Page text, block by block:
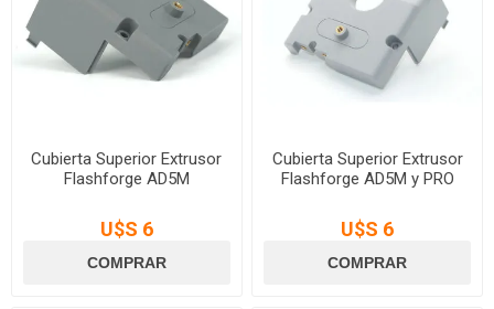
Cubierta Superior Extrusor
Flashforge AD5M
U$S 6
Cubierta Superior Extrusor
Flashforge AD5M y PRO
U$S 6